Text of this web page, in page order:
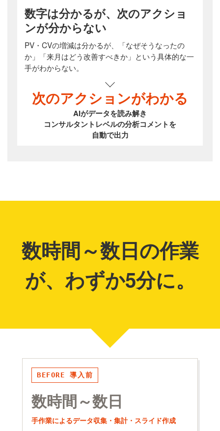
数字は分かるが、次のアクショ
ンが分からない
PV・CVの増減は分かるが、「なぜそうなったの
か」「来月はどう改善すべきか」という具体的な一
手がわからない。
次のアクションがわかる
AIがデータを読み解き
コンサルタントレベルの分析コメントを
自動で出力
数時間～数日の作業
が、わずか5分に。
BEFORE 導入前
数時間～数日
手作業によるデータ収集・集計・スライド作成